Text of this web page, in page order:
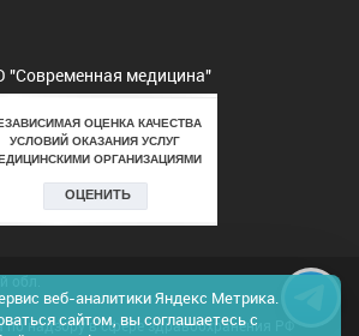
"Современная медицина"
обл.
по надзору в сфере здравоохранения РФ
веб-аналитики Яндекс Метрика.
сайтом, вы соглашаетесь с